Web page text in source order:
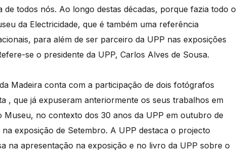
todos nós. Ao longo destas décadas, porque fazia todo o
da Electricidade, que é também uma referência
para além de ser parceiro da UPP nas exposições
se o presidente da UPP, Carlos Alves de Sousa.
Madeira conta com a participação de dois fotógrafos
, que já expuseram anteriormente os seus trabalhos em
no contexto dos 30 anos da UPP em outubro de
exposição de Setembro. A UPP destaca o projecto
na apresentação na exposição e no livro da UPP sobre o